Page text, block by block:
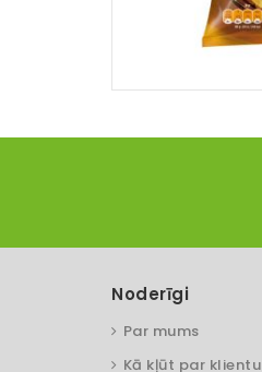
Noderīgi
Par mums
Kā kļūt par klientu